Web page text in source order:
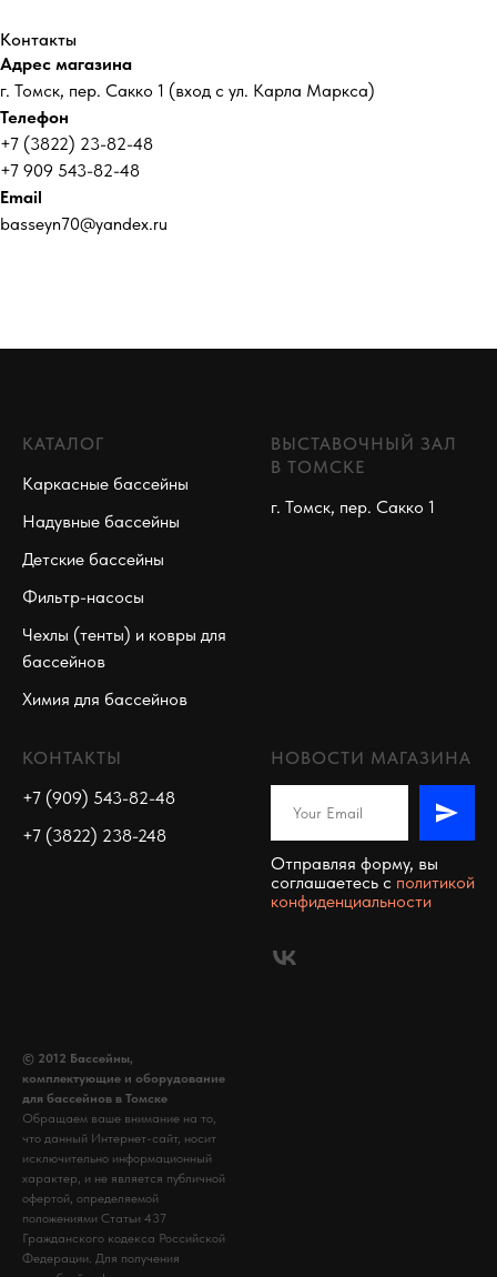
Контакты
Адрес магазина
г. Томск, пер. Сакко 1 (вход с ул. Карла Маркса)
Телефон
+7 (3822) 23-82-48
+7 909 543-82-48
Email
basseyn70@yandex.ru
КАТАЛОГ
Каркасные бассейны
Надувные бассейны
Детские бассейны
Фильтр-насосы
Чехлы (тенты) и ковры для
бассейнов
Химия для бассейнов
ВЫСТАВОЧНЫЙ ЗАЛ
В ТОМСКЕ
г. Томск, пер. Сакко 1
КОНТАКТЫ
+7 (909) 543-82-48
+7 (3822) 238-248
НОВОСТИ МАГАЗИНА
Отправляя форму, вы
соглашаетесь c политикой
конфиденциальности
© 2012 Бассейны,
комплектующие и оборудование
для бассейнов в Томске
Обращаем ваше внимание на то,
что данный Интернет-сайт, носит
исключительно информационный
характер, и не является публичной
офертой, определяемой
положениями Статьи 437
Гражданского кодекса Российской
Федерации. Для получения